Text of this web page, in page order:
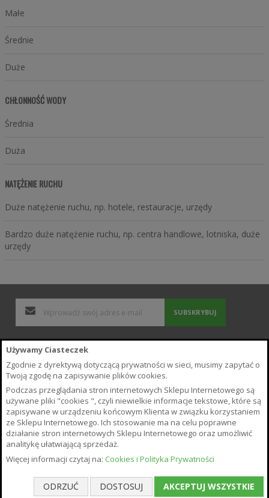
Używamy Ciasteczek
Zgodnie z dyrektywą dotyczącą prywatności w sieci, musimy zapytać o
Twoją zgodę na zapisywanie plików cookies.
Podczas przeglądania stron internetowych Sklepu Internetowego są
używane pliki "cookies ", czyli niewielkie informacje tekstowe, które są
zapisywane w urządzeniu końcowym Klienta w związku korzystaniem
ze Sklepu Internetowego. Ich stosowanie ma na celu poprawne
działanie stron internetowych Sklepu Internetowego oraz umożliwić
analitykę ułatwiającą sprzedaż.
Więcej informacji czytaj na: Cookies i Polityka Prywatności
ODRZUĆ DOSTOSUJ AKCEPTUJ WSZYSTKIE
Małe
Średnie
Duże
CHŁONNOŚĆ WODY
Średnia
Duża
NATĘŻENIE RUCHU
Duże natężenie ruchu, np. hotele, restauracje, urzędy
Bardzo duże natężenie ruchu, np. centra handlowe, lotniska, duże
urzędy
SUBSKRYBUJ
Polityka Prywatności i Cookies
Wyszukiwane frazy
Zamówienia i zwroty
Poradnik
Regulamin Sklepu
O Sklepie
Płatność i Dostawa
Warunki odstąpienia od umowy
Copyright © 2026 VerdeAvis.pl